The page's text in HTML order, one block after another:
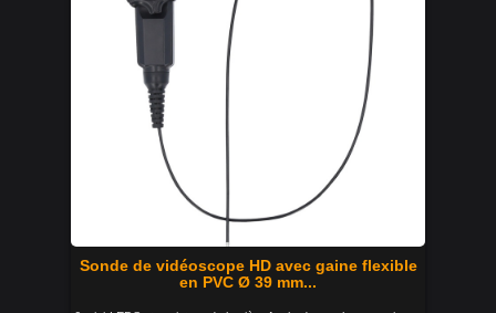
Sonde de vidéoscope HD avec gaine flexible
en PVC Ø 39 mm...